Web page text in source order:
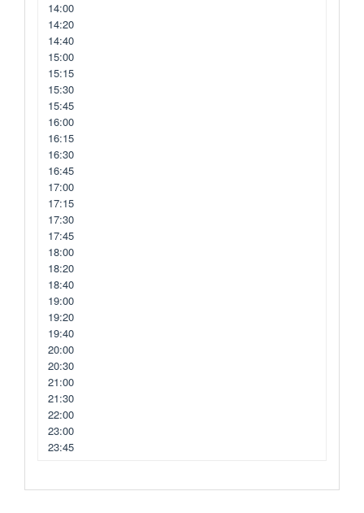
14:00
14:20
14:40
15:00
15:15
15:30
15:45
16:00
16:15
16:30
16:45
17:00
17:15
17:30
17:45
18:00
18:20
18:40
19:00
19:20
19:40
20:00
20:30
21:00
21:30
22:00
23:00
23:45